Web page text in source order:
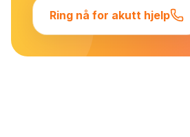
Ring nå for akutt hjelp